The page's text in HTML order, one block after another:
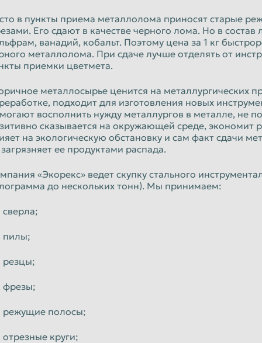
Новокузнецк
Новочеркасск
Пенза
Петропавловск-Камчатский
Псков
Рязань
Санкт-Петербург
в пункты приема металлолома приносят старые
Его сдают в качестве черного лома. Но в
ванадий, кобальт. Поэтому цена за 1 кг
металлолома. При сдаче лучше отделять от
приемки цветмета.
металлосырье ценится на металлургических
подходит для изготовления новых
восполнить нужду металлургов в металле, не
сказывается на окружающей среде, экономит
на экологическую обстановку и сам факт сдачи
ее продуктами распада.
«Экорекс» ведет скупку стального
до нескольких тонн). Мы принимаем:
сверла;
пилы;
резцы;
фрезы;
режущие полосы;
отрезные круги;